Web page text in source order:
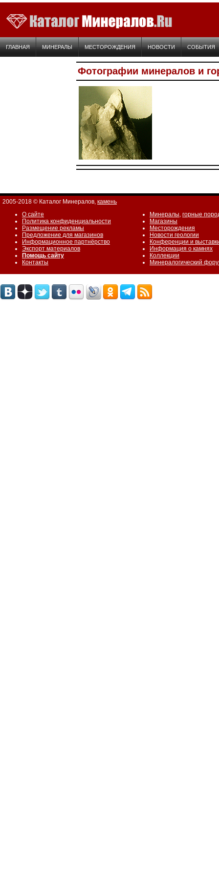
ГЛАВНАЯ МИНЕРАЛЫ МЕСТОРОЖДЕНИЯ НОВОСТИ СОБЫТИЯ
Фотографии минералов и
2005-2018 © Каталог Минералов, камень
О сайте
Политика конфиденциальности
Размещение рекламы
Предложение для магазинов
Информационное партнёрство
Экспорт материалов
Помощь сайту
Контакты
Минералы, горные
Магазины
Месторождения
Новости геологии
Конференции и
Информация о камнях
Коллекции
Минералогический